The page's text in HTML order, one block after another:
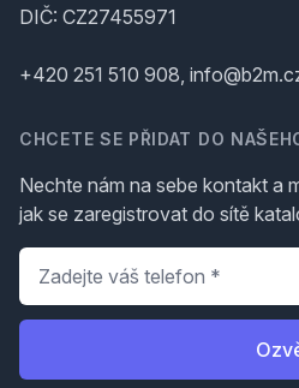
DIČ: CZ27455971
+420 251 510 908,
CHCETE SE PŘIDAT DO
Nechte nám na sebe kontakt a
jak se zaregistrovat do sítě
Telefon